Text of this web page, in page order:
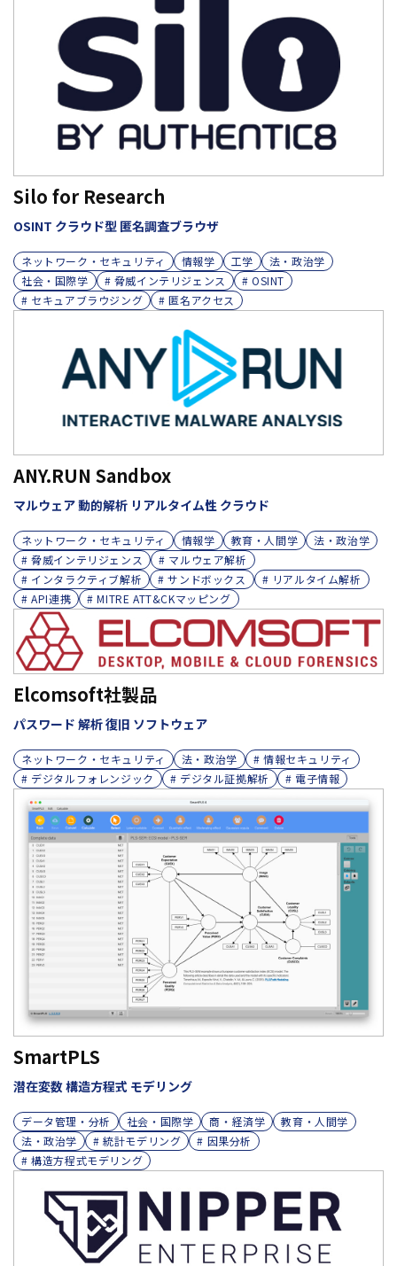
Silo for Research
OSINT クラウド型 匿名調査ブラウザ
ネットワーク・セキュリティ 情報学 工学
法・政治学
社会・国際学
# 脅威インテリジェンス
# OSINT
# セキュアブラウジング
# 匿名アクセス
ANY.RUN Sandbox
マルウェア 動的解析 リアルタイム性 クラウド
ネットワーク・セキュリティ 情報学 教育・人間学
法・政治学
# 脅威インテリジェンス
# マルウェア解析
# インタラクティブ解析
# サンドボックス
# リアルタイム解析
# API連携
# MITRE ATT&CKマッピング
Elcomsoft社製品
パスワード 解析 復旧 ソフトウェア
ネットワーク・セキュリティ 法・政治学
# 情報セキュリティ
# デジタルフォレンジック
# デジタル証拠解析 # 電子情報
SmartPLS
潜在変数 構造方程式 モデリング
データ管理・分析 社会・国際学 商・経済学
教育・人間学
法・政治学
# 統計モデリング
# 因果分析
# 構造方程式モデリング